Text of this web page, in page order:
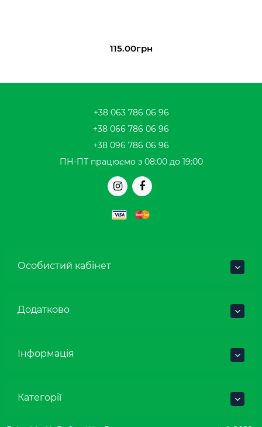
115.00грн
+38 063 786 06 96
+38 066 786 06 96
+38 096 786 06 96
ПН-ПТ працюємо з 08:00 до 19:00
Особистий кабінет
Додатково
Інформація
Категорії